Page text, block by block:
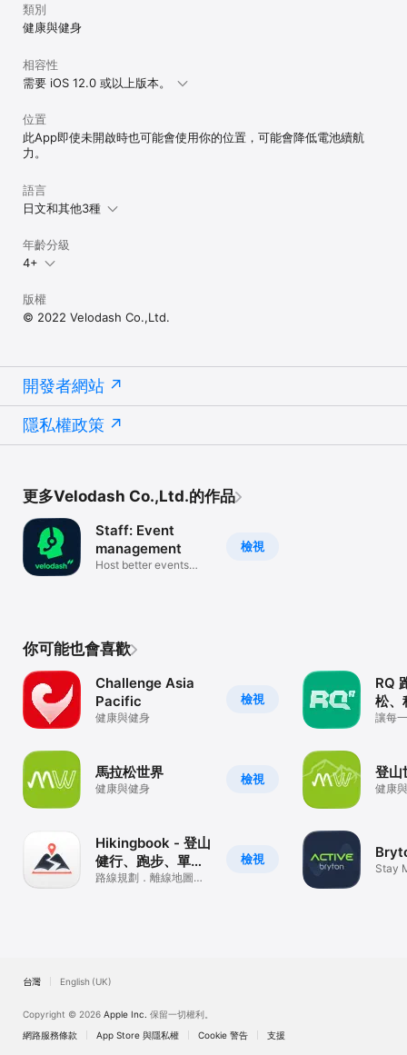
類別
健康與健身
相容性
需要 iOS 12.0 或以上版本。
位置
此App即使未開啟時也可能會使用你的位置，可能會降低電池續航
力。
語言
日文和其他3種
年齡分級
4+
版權
© 2022 Velodash Co.,Ltd.
開發者網站
隱私權政策
更多Velodash Co.,Ltd.的作品
檢視
Staff: Event
management
Host better events
你可能也會喜歡
檢視
Challenge Asia
Pacific
健康與健身
檢視
馬拉松世界
健康與健身
檢視
Hikingbook - 登山
健行、跑步、單
車，安全探索戶外
路線規劃．離線地圖．
RQ
松、
讓每
登山
健康
Stay
台灣 English (UK)
Copyright © 2026 Apple Inc. 保留一切權利。
網路服務條款
App Store 與隱私權 Cookie 警告 支援